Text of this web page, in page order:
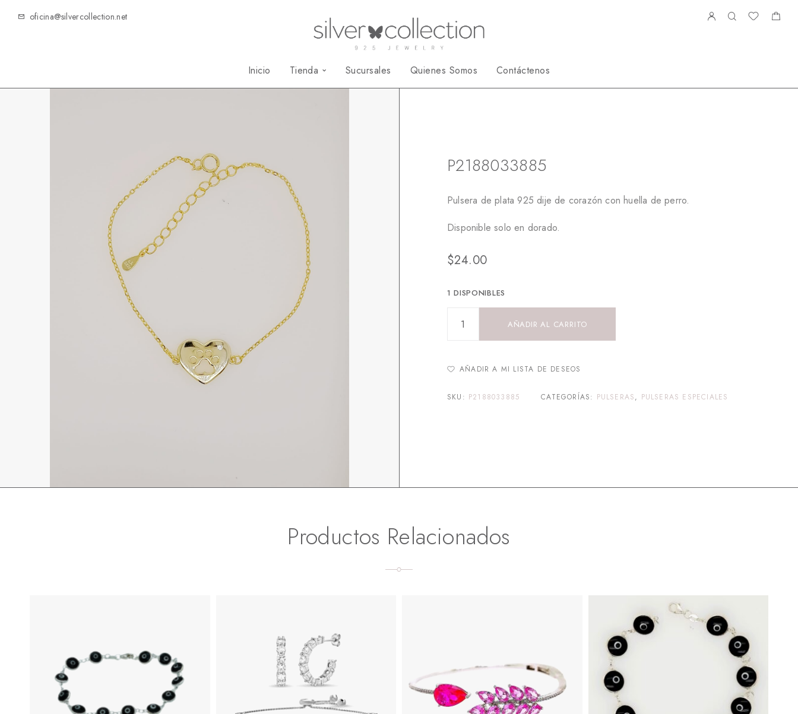
oficina@silvercollection.net
Inicio Tienda Sucursales Quienes Somos Contáctenos
P2188033885
Pulsera de plata 925 dije de corazón con huella de perro.
Disponible solo en dorado.
$24.00
1 DISPONIBLES
AÑADIR AL CARRITO
AÑADIR A MI LISTA DE DESEOS
SKU: P2188033885 CATEGORÍAS: PULSERAS, PULSERAS ESPECIALES
Productos Relacionados